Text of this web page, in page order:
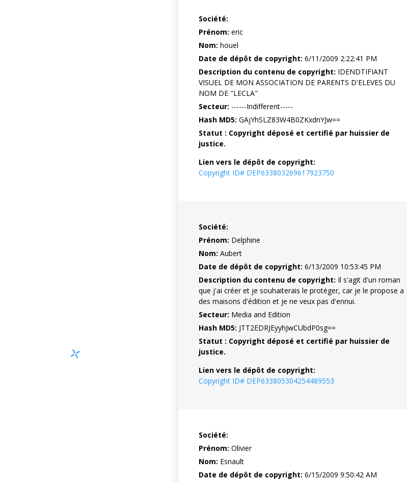
Société:
Prénom: eric
Nom: houel
Date de dépôt de copyright: 6/11/2009 2:22:41 PM
Description du contenu de copyright: IDENDTIFIANT
VISUEL DE MON ASSOCIATION DE PARENTS D'ELEVES DU
NOM DE "LECLA"
Secteur: ------Indifferent-----
Hash MD5: GAjYhSLZ83W4B0ZKxdnYJw==
Statut : Copyright déposé et certifié par huissier de
justice.
Lien vers le dépôt de copyright:
Copyright ID# DEP633803269617923750
Société:
Prénom: Delphine
Nom: Aubert
Date de dépôt de copyright: 6/13/2009 10:53:45 PM
Description du contenu de copyright: Il s'agit d'un roman
que j'ai créer et je souhaiterais le protéger, car je le propose a
des maisons d'édition et je ne veux pas d'ennui.
Secteur: Media and Edition
Hash MD5: JTT2EDRJEyyhJwCUbdP0sg==
Statut : Copyright déposé et certifié par huissier de
justice.
Lien vers le dépôt de copyright:
Copyright ID# DEP633805304254489553
Société:
Prénom: Olivier
Nom: Esnault
Date de dépôt de copyright: 6/15/2009 9:50:42 AM